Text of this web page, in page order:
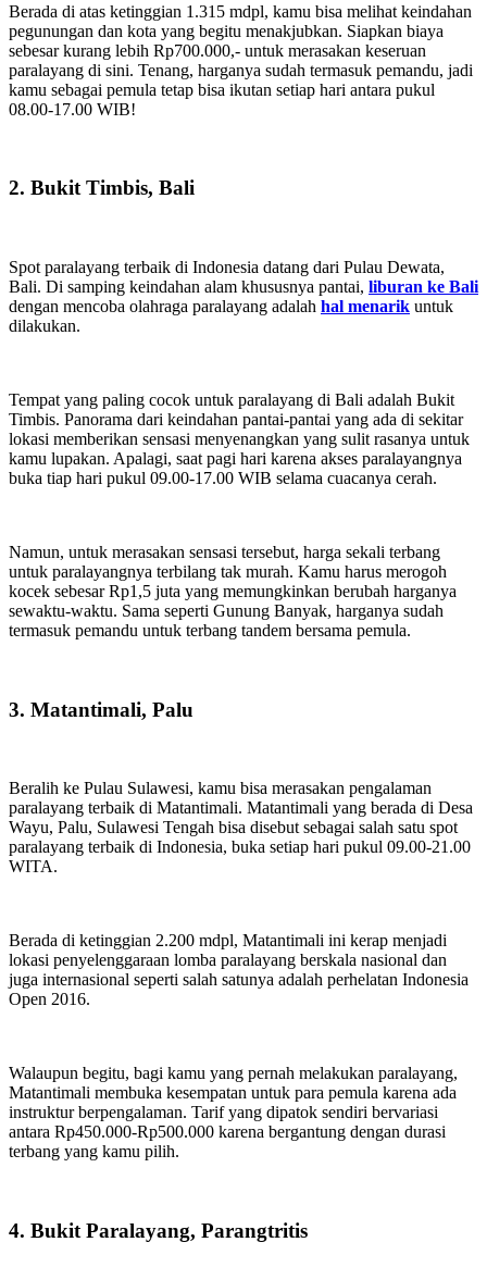
Berada di atas ketinggian 1.315 mdpl, kamu bisa melihat keindahan
pegunungan dan kota yang begitu menakjubkan. Siapkan biaya
sebesar kurang lebih Rp700.000,- untuk merasakan keseruan
paralayang di sini. Tenang, harganya sudah termasuk pemandu, jadi
kamu sebagai pemula tetap bisa ikutan setiap hari antara pukul
08.00-17.00 WIB!
2. Bukit Timbis, Bali
Spot paralayang terbaik di Indonesia datang dari Pulau Dewata,
Bali. Di samping keindahan alam khususnya pantai, liburan ke Bali
dengan mencoba olahraga paralayang adalah hal menarik untuk
dilakukan.
Tempat yang paling cocok untuk paralayang di Bali adalah Bukit
Timbis. Panorama dari keindahan pantai-pantai yang ada di sekitar
lokasi memberikan sensasi menyenangkan yang sulit rasanya untuk
kamu lupakan. Apalagi, saat pagi hari karena akses paralayangnya
buka tiap hari pukul 09.00-17.00 WIB selama cuacanya cerah.
Namun, untuk merasakan sensasi tersebut, harga sekali terbang
untuk paralayangnya terbilang tak murah. Kamu harus merogoh
kocek sebesar Rp1,5 juta yang memungkinkan berubah harganya
sewaktu-waktu. Sama seperti Gunung Banyak, harganya sudah
termasuk pemandu untuk terbang tandem bersama pemula.
3. Matantimali, Palu
Beralih ke Pulau Sulawesi, kamu bisa merasakan pengalaman
paralayang terbaik di Matantimali. Matantimali yang berada di Desa
Wayu, Palu, Sulawesi Tengah bisa disebut sebagai salah satu spot
paralayang terbaik di Indonesia, buka setiap hari pukul 09.00-21.00
WITA.
Berada di ketinggian 2.200 mdpl, Matantimali ini kerap menjadi
lokasi penyelenggaraan lomba paralayang berskala nasional dan
juga internasional seperti salah satunya adalah perhelatan Indonesia
Open 2016.
Walaupun begitu, bagi kamu yang pernah melakukan paralayang,
Matantimali membuka kesempatan untuk para pemula karena ada
instruktur berpengalaman. Tarif yang dipatok sendiri bervariasi
antara Rp450.000-Rp500.000 karena bergantung dengan durasi
terbang yang kamu pilih.
4. Bukit Paralayang, Parangtritis